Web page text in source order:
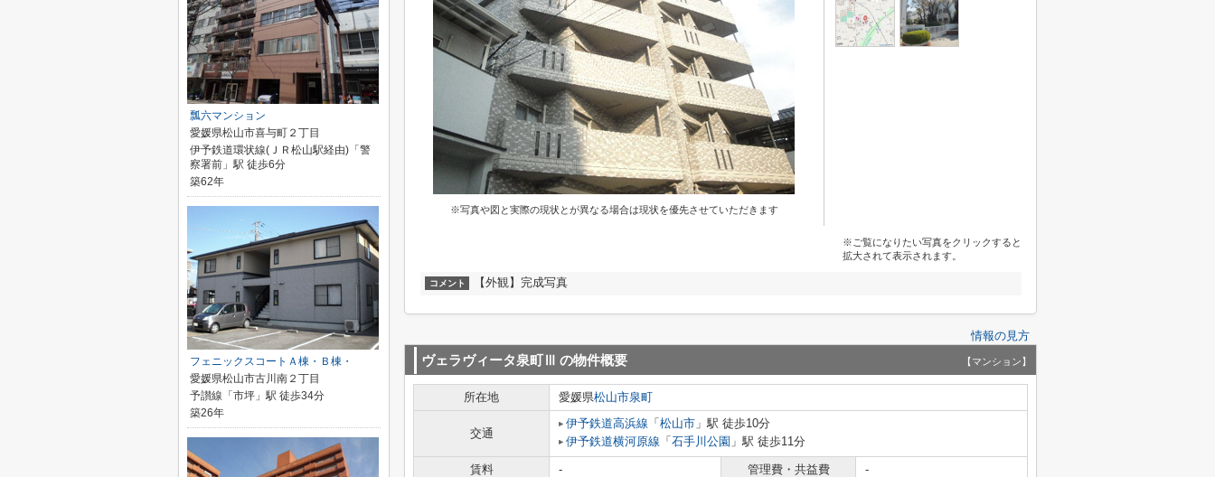
※写真や図と実際の現状とが異なる場合は現状を優先させていただきます
※ご覧になりたい写真をクリックすると
拡大されて表示されます。
コメント 【外観】完成写真
情報の見方
ヴェラヴィータ泉町Ⅲ の物件概要 【マンション】
所在地 愛媛県松山市泉町
交通
伊予鉄道高浜線 「 松山市 」駅 徒歩10分
伊予鉄道横河原線 「 石手川公園 」駅 徒歩11分
賃料 - 管理費・共益費
-
瓢六マンション
愛媛県松山市喜与町２丁目
伊予鉄道環状線(ＪＲ松山駅経由)「警
察署前」駅 徒歩6分
築62年
フェニックスコートＡ棟・Ｂ棟・
愛媛県松山市古川南２丁目
予讃線「市坪」駅 徒歩34分
築26年